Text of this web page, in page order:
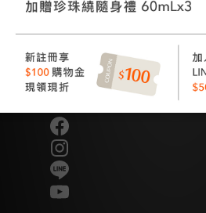
讓美好發生